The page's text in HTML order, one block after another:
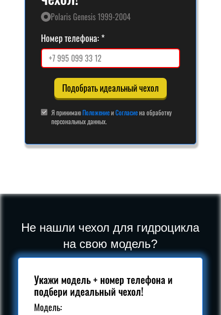
Polaris Genesis 1999-2004
Номер телефона:
Подобрать идеальный чехол
Я принимаюПоложениеиСогласиена обработку
персональных данных.
Не нашли чехол для гидроцикла
на свою модель?
Укажи модель + номер телефона и
подбери идеальный чехол!
Модель: